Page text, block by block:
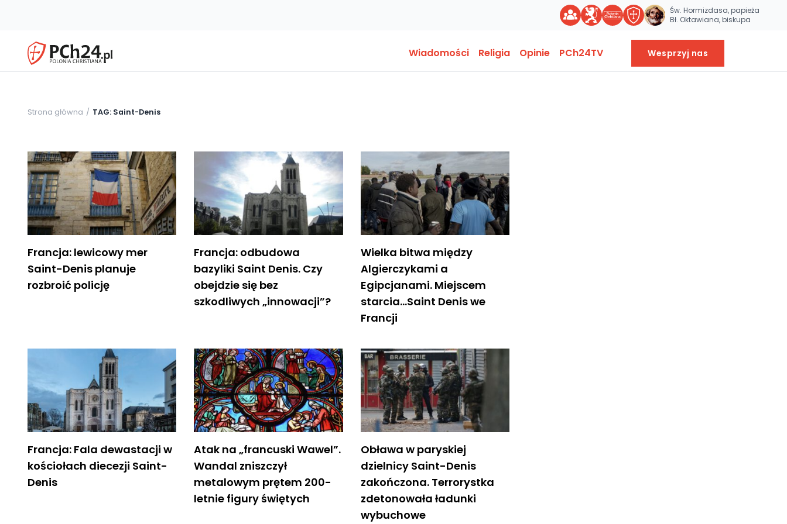
Św. Hormizdasa, papieża
Bł. Oktawiana, biskupa
Wiadomości Religia Opinie PCh24TV Wesprzyj nas
Strona główna TAG: Saint-Denis
Francja: lewicowy mer
Saint-Denis planuje
rozbroić policję
Francja: odbudowa
bazyliki Saint Denis. Czy
obejdzie się bez
szkodliwych „innowacji”?
Wielka bitwa między
Algierczykami a
Egipcjanami. Miejscem
starcia…Saint Denis we
Francji
Francja: Fala dewastacji w
kościołach diecezji Saint-
Denis
Atak na „francuski Wawel”.
Wandal zniszczył
metalowym prętem 200-
letnie figury świętych
Obława w paryskiej
dzielnicy Saint-Denis
zakończona. Terrorystka
zdetonowała ładunki
wybuchowe